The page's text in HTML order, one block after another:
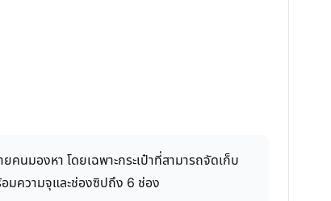
นมองหา โดยเฉพาะกระเป๋าที่สามารถจัดเก็บ
มความจุและช่องซิปถึง 6 ช่อง